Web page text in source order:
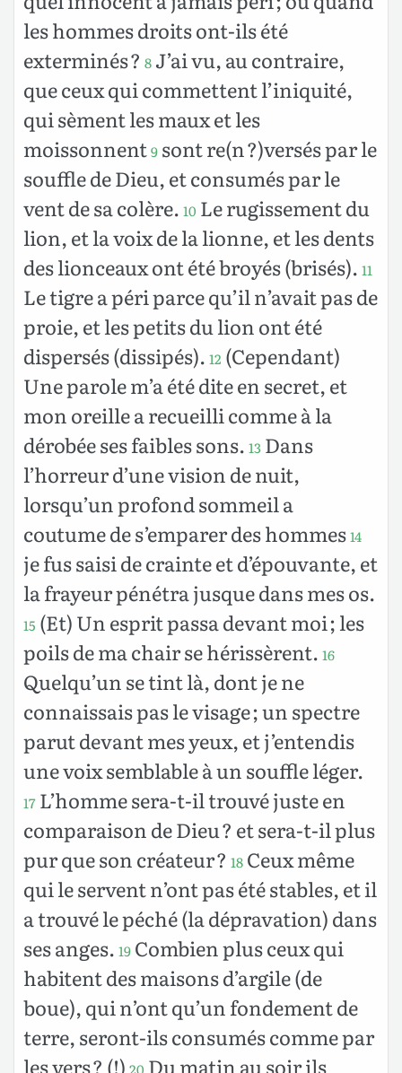
les hommes droits ont-ils été
exterminés ? 8 J’ai vu, au contraire,
que ceux qui commettent l’iniquité,
qui sèment les maux et les
moissonnent9 sont re(n ?)versés par le
souffle de Dieu, et consumés par le
vent de sa colère. 10 Le rugissement du
lion, et la voix de la lionne, et les dents
des lionceaux ont été broyés (brisés). 11
Le tigre a péri parce qu’il n’avait pas de
proie, et les petits du lion ont été
dispersés (dissipés). 12 (Cependant)
Une parole m’a été dite en secret, et
mon oreille a recueilli comme à la
dérobée ses faibles sons. 13 Dans
l’horreur d’une vision de nuit,
lorsqu’un profond sommeil a
coutume de s’emparer des hommes14
je fus saisi de crainte et d’épouvante, et
la frayeur pénétra jusque dans mes os.
15 (Et) Un esprit passa devant moi ; les
poils de ma chair se hérissèrent. 16
Quelqu’un se tint là, dont je ne
connaissais pas le visage ; un spectre
parut devant mes yeux, et j’entendis
une voix semblable à un souffle léger.
17 L’homme sera-t-il trouvé juste en
comparaison de Dieu ? et sera-t-il plus
pur que son créateur ? 18 Ceux même
qui le servent n’ont pas été stables, et il
a trouvé le péché (la dépravation) dans
ses anges. 19 Combien plus ceux qui
habitent des maisons d’argile (de
boue), qui n’ont qu’un fondement de
terre, seront-ils consumés comme par
les vers ? (!)
Du matin au soir ils